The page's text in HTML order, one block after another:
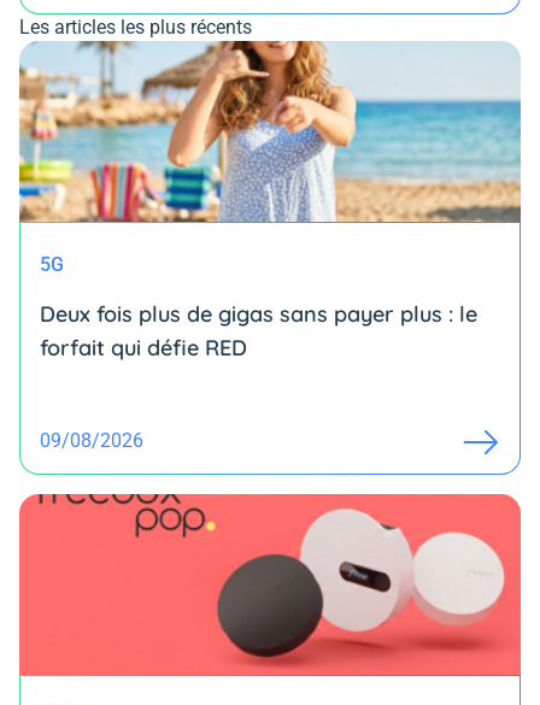
Les articles les plus récents
5G
Deux fois plus de gigas sans payer plus : le
forfait qui défie RED
09/08/2026